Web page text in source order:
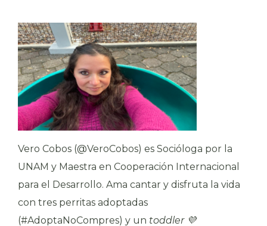
Vero Cobos (@VeroCobos) es Socióloga por la
UNAM y Maestra en Cooperación Internacional
para el Desarrollo. Ama cantar y disfruta la vida
con tres perritas adoptadas
(#AdoptaNoCompres) y un toddler 💜